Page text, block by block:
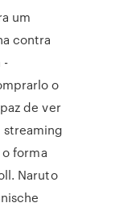
um
contra
-
o
de ver
streaming
forma
Naruto